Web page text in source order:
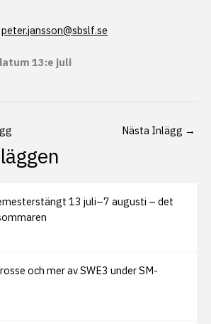
peter.jansson@sbslf.se
13:e juli
Nästa Inlägg →
13 juli–7 augusti – det
och mer av SWE3 under SM-